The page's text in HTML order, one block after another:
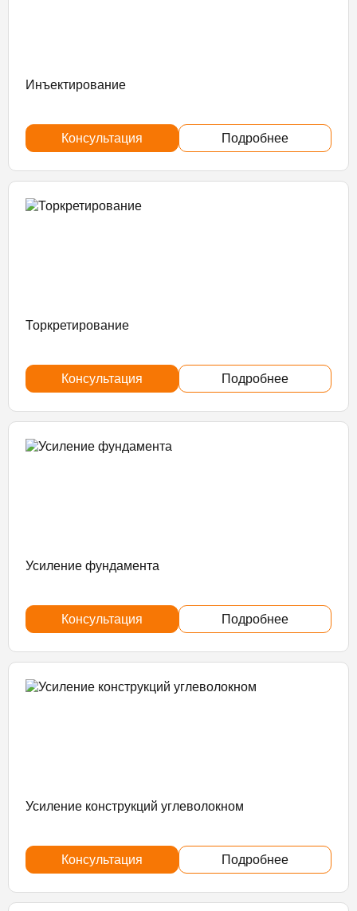
Инъектирование
Консультация Подробнее
Торкретирование
Консультация Подробнее
Усиление фундамента
Консультация Подробнее
Усиление конструкций углеволокном
Консультация Подробнее